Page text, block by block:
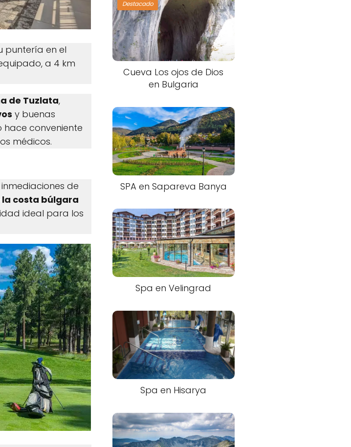
puntería en el
a 4 km
de Tuzlata,
y buenas
conveniente
médicos.
de
costa búlgara
ideal para los
Destacado
Cueva Los ojos de Dios
en Bulgaria
SPA en Sapareva Banya
Spa en Velingrad
Spa en Hisarya